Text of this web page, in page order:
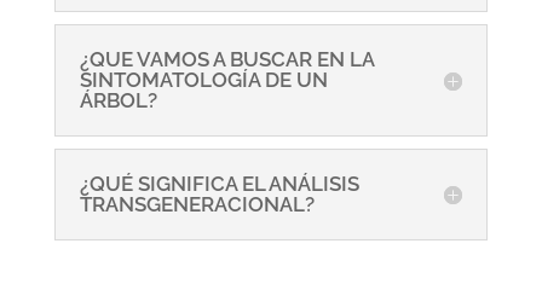
¿QUE VAMOS A BUSCAR EN LA
SINTOMATOLOGÍA DE UN
ÁRBOL?
¿QUÉ SIGNIFICA EL ANÁLISIS
TRANSGENERACIONAL?